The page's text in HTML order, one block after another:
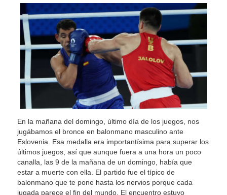
En la mañana del domingo, último día de los juegos, nos
jugábamos el bronce en balonmano masculino ante
Eslovenia. Esa medalla era importantísima para superar los
últimos juegos, así que aunque fuera a una hora un poco
canalla, las 9 de la mañana de un domingo, había que
estar a muerte con ella. El partido fue el típico de
balonmano que te pone hasta los nervios porque cada
jugada parece el fin del mundo. El encuentro estuvo